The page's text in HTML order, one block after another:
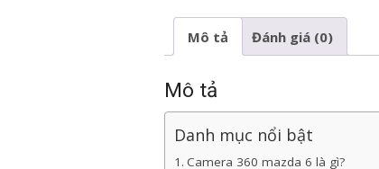
Mô tả Đánh giá (0)
Mô tả
Danh mục nổi bật
Camera 360 mazda 6 là gì?